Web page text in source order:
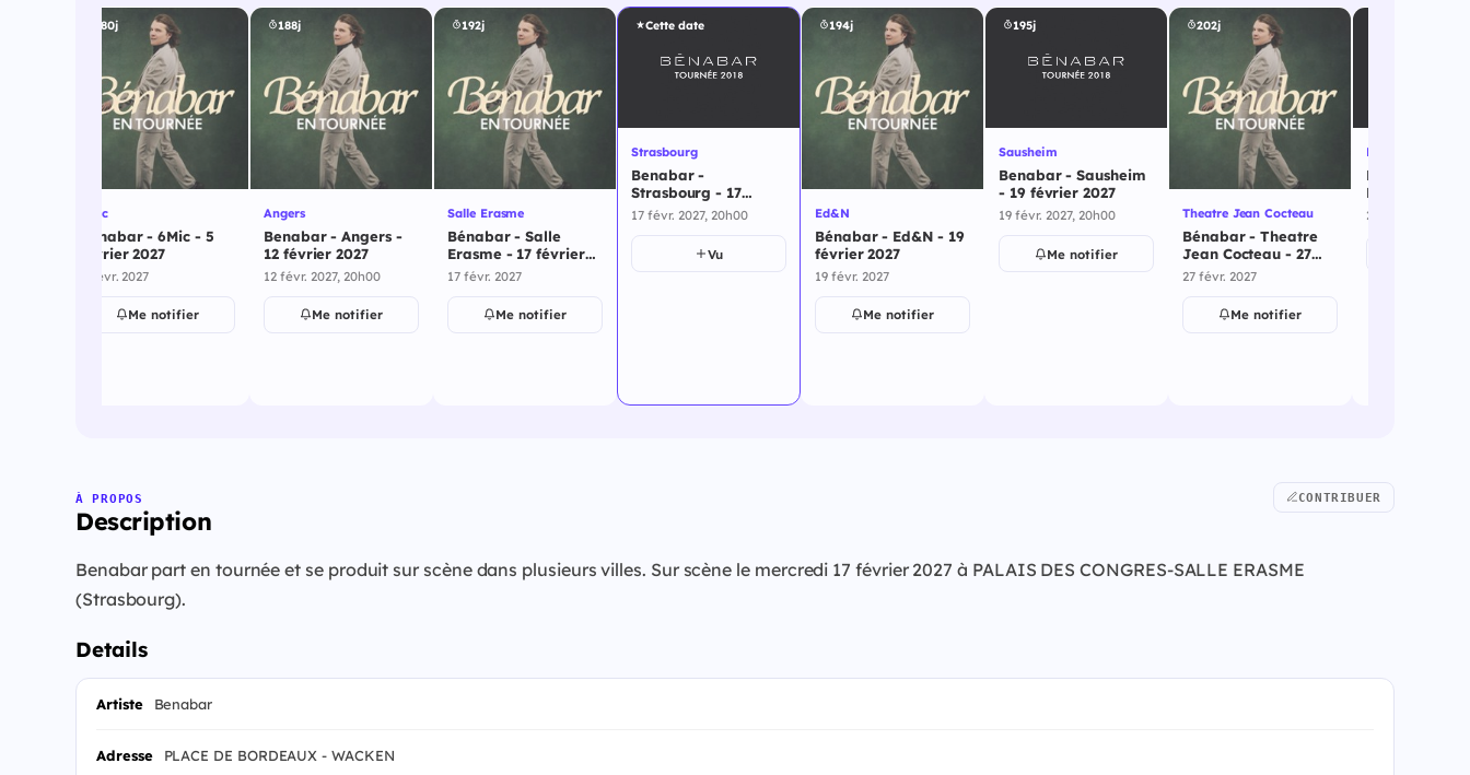
180j
6Mic
Bénabar - 6Mic - 5
février 2027
5 févr. 2027
Me notifier
188j
Angers
Benabar - Angers -
12 février 2027
12 févr. 2027, 20h00
Me notifier
192j
Salle Erasme
Bénabar - Salle
Erasme - 17 février
2027
17 févr. 2027
Me notifier
Cette date
Strasbourg
Benabar -
Strasbourg - 17
février 2027
17 févr. 2027, 20h00
Vu
194j
Ed&N
Bénabar - Ed&N - 19
février 2027
19 févr. 2027
Me notifier
195j
Sausheim
Benabar - Sausheim
- 19 février 2027
19 févr. 2027, 20h00
Me notifier
202j
Theatre Jean Cocteau
Bénabar - Theatre
Jean Cocteau - 27
février 2027
27 févr. 2027
Me notifier
Franconville La
Bénabar -
Franconville
Garenne - 27
27 févr. 2027,
À PROPOS
Description
CONTRIBUER
Benabar part en tournée et se produit sur scène dans plusieurs villes. Sur scène le mercredi 17 février 2027 à PALAIS DES CONGRES-SALLE ERASME
(Strasbourg).
Details
Artiste Benabar
Adresse PLACE DE BORDEAUX - WACKEN